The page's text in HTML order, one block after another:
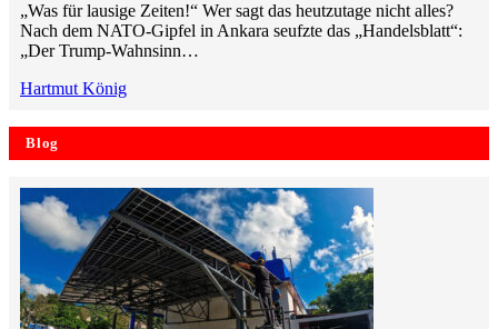
„Was für lausige Zeiten!“ Wer sagt das heutzutage nicht alles?
Nach dem NATO-Gipfel in Ankara seufzte das „Handelsblatt“:
„Der Trump-Wahnsinn…
Hartmut König
Blog